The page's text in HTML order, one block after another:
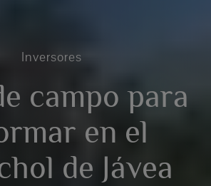
Inversores
campo para
en el
de Jávea